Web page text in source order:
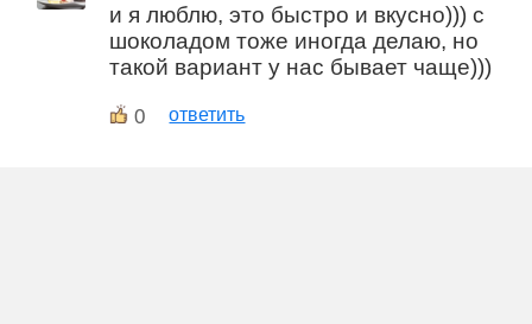
и я люблю, это быстро и вкусно))) с
шоколадом тоже иногда делаю, но
такой вариант у нас бывает чаще)))
0 ответить